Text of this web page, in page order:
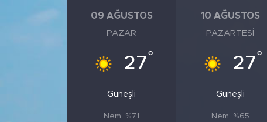
09 AĞUSTOS
PAZAR
27°
Güneşli
Nem: %71
10 AĞUSTOS
PAZARTESI
27°
Güneşli
Nem: %65